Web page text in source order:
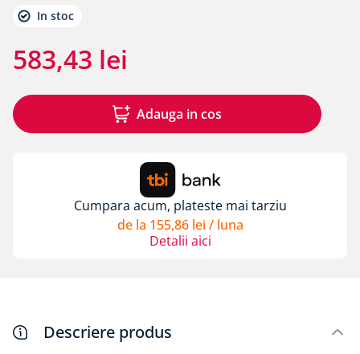
10. diblu cap plastic si cui metalic alpitec
In stoc
583,43 lei
Adauga in cos
Cumpara acum, plateste mai tarziu
de la 155,86 lei / luna
Detalii aici
Descriere produs